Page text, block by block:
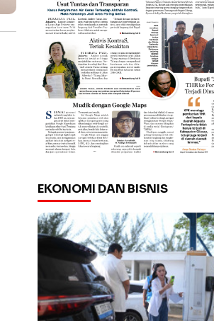
EKONOMI DAN BISNIS